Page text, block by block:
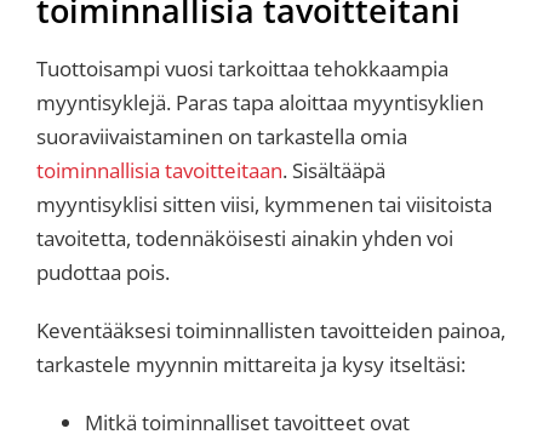
toiminnallisia tavoitteitani
Tuottoisampi vuosi tarkoittaa tehokkaampia
myyntisyklejä. Paras tapa aloittaa myyntisyklien
suoraviivaistaminen on tarkastella omia
toiminnallisia tavoitteitaan. Sisältääpä
myyntisyklisi sitten viisi, kymmenen tai viisitoista
tavoitetta, todennäköisesti ainakin yhden voi
pudottaa pois.
Keventääksesi toiminnallisten tavoitteiden painoa,
tarkastele myynnin mittareita ja kysy itseltäsi:
Mitkä toiminnalliset tavoitteet ovat